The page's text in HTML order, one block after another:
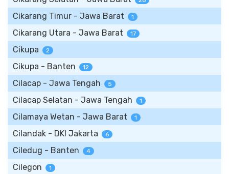
Cikarang Timur - Jawa Barat 1
Cikarang Utara - Jawa Barat 17
Cikupa 2
Cikupa - Banten 12
Cilacap - Jawa Tengah 5
Cilacap Selatan - Jawa Tengah 1
Cilamaya Wetan - Jawa Barat 1
Cilandak - DKI Jakarta 6
Ciledug - Banten 4
Cilegon 1